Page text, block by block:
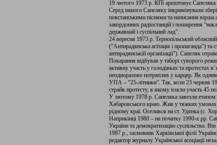
19 лютого 1973 р. КҐБ арештовує
Серед іншого Сапеляку інкримінували
повстанськими піснями та написання вірша
закордонних радіостанцій і поширення
державний і суспільний лад”.
24 вересня 1973 р. Тернопільський обласний
(“Антирадянська агітація і пропаганда”)
антирадянській організації”). Сапеляк
Покарання відбував у таборі суворого
активну участь у голодівках та протестах
неодноразово потрапляв у карцер. Як
УПА – “25-літники”. Так, коли 23 червня
страйк протесту, в якому взяли участь 45
У лютому 1978 р. Сапеляка завезли етапом
Хабаровського краю. Жив у тяжких
рідному краї. Оселився на ст. Удянка (с.
Наприкінці 1980 – на початку 1990-х рр.
України та демократизацію суспільства.
1987 р., засновник Харківської філії
редактор журналу Української асоціації